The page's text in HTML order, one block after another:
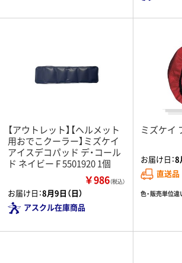
【アウトレット】【ヘルメット
用おでこクーラー】ミズケイ
アイスデコパッド デ・コール
ド ネイビー F 5501920 1個
￥986（税込）
お届け日：8月9日（日）
アスクル在庫商品
ミズケイ
お届け日：8
直送品
色・販売単位